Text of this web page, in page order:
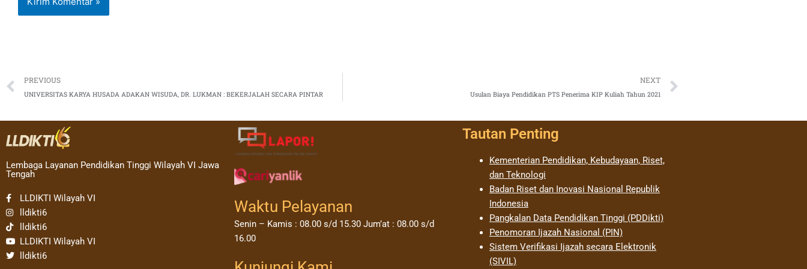
Prev
PREVIOUS
UNIVERSITAS KARYA HUSADA ADAKAN WISUDA, DR. LUKMAN : BEKERJALAH SECARA PINTAR
NEXT
Usulan Biaya Pendidikan PTS Penerima KIP Kuliah Tahun 2021
Lembaga Layanan Pendidikan Tinggi Wilayah VI Jawa
Tengah
LLDIKTI Wilayah VI
lldikti6
lldikti6
LLDIKTI Wilayah VI
lldikti6
Waktu Pelayanan
Senin – Kamis : 08.00 s/d 15.30 Jum’at : 08.00 s/d
16.00
Tautan Penting
Kementerian Pendidikan, Kebudayaan, Riset,
dan Teknologi
Badan Riset dan Inovasi Nasional Republik
Indonesia
Pangkalan Data Pendidikan Tinggi (PDDikti)
Penomoran Ijazah Nasional (PIN)
Sistem Verifikasi Ijazah secara Elektronik
(SIVIL)